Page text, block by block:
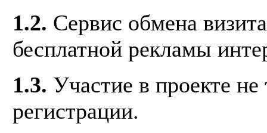
1.2. Сервис обмена
бесплатной рекламы
1.3. Участие в проекте не
регистрации.